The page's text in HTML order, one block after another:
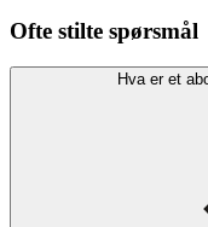
Ofte stilte spørsmål
Hva er et